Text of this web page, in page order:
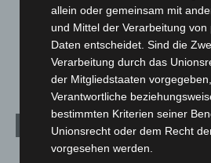
Über uns
Veranstaltungen
Archiv
allein oder gemeinsam mit
und Mittel der Verarbeitung
Daten entscheidet. Sind die
Verarbeitung durch das
der Mitgliedstaaten
Verantwortliche
bestimmten Kriterien seiner
Unionsrecht oder dem Recht
vorgesehen werden.